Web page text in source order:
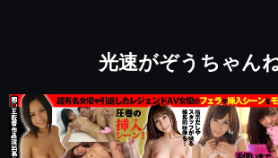
光速がぞうちゃん